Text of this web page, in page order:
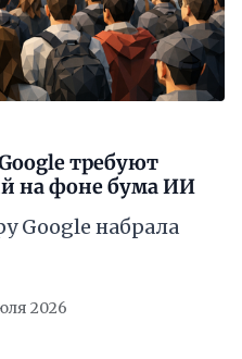
требуют
на фоне бума ИИ
Google набрала
2026